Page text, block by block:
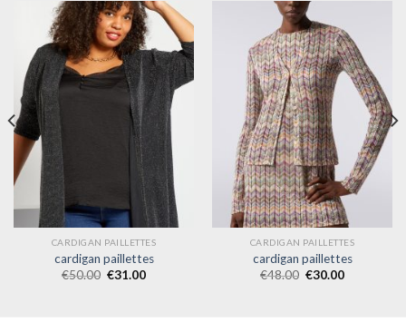
CARDIGAN PAILLETTES
cardigan paillettes
€50.00 €31.00
CARDIGAN PAILLETTES
cardigan paillettes
€48.00 €30.00